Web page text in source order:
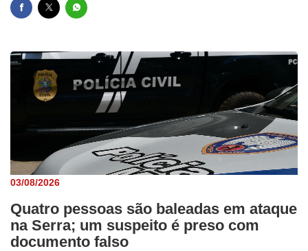
03/08/2026
Quatro pessoas são baleadas em ataque
na Serra; um suspeito é preso com
documento falso